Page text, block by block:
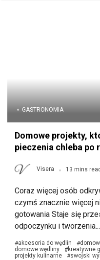
GASTRONOMIA
Domowe projekty,
pieczenia chleba po
Visera 13 mins read
Coraz więcej osób
czymś znacznie więcej
gotowania Staje się
odpoczynku i tworzenia...
#akcesoria do wędlin #
domowe wędliny
#kreatywne
projekty kulinarne
#swojski